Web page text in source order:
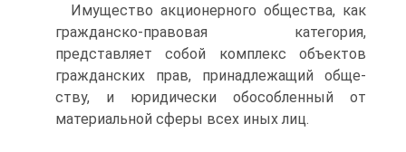
Имущество акционерного общества, как
гражданско-правовая категория,
представляет собой комплекс объектов
гражданских прав, принадлежащий обще­
ству, и юридически обособленный от
материальной сферы всех иных лиц.